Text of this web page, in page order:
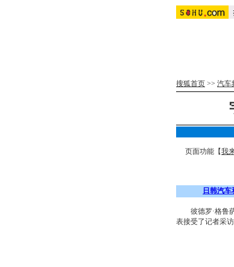
搜狐首页 >> 汽车
页面功能【我
日韩汽
彼德罗·格鲁萨
表接受了记者采